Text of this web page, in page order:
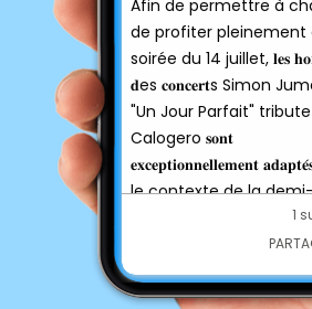
Afin de permettre à
de profiter pleinement
soirée du 14 juillet, 𝐥𝐞𝐬
𝐝es 𝐜𝐨𝐧𝐜𝐞𝐫𝐭s Simon
"Un Jour Parfait" tribute
Calogero 𝐬𝐨𝐧𝐭
𝐞𝐱𝐜𝐞𝐩𝐭𝐢𝐨𝐧𝐧𝐞𝐥𝐥𝐞𝐦𝐞𝐧𝐭
le contexte de la
de l'équipe de France
𝐍𝐨𝐮𝐯𝐞𝐚𝐮𝐱 𝐡𝐨𝐫𝐚𝐢𝐫𝐞𝐬 :
1